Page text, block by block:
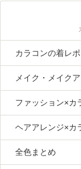
カラコンの着レポ
メイク・メイク
ファッション×カ
ヘアアレンジ×カ
全色まとめ